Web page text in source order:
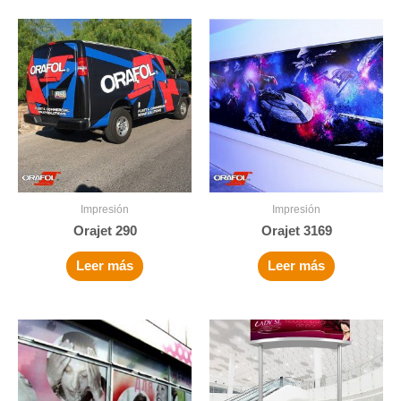
Impresión
Orajet 290
Leer más
Impresión
Orajet 3169
Leer más